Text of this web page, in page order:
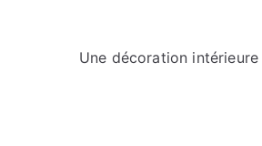
Une décoration